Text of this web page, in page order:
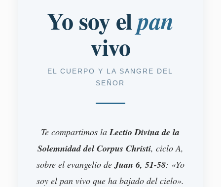
Yo soy elpan
vivo
EL CUERPO Y LA SANGRE DEL
SEÑOR
Te compartimos laLectio Divina de la
Solemnidad del Corpus Christi, ciclo A,
sobre el evangelio de Juan 6, 51-58: «Yo
soy el pan vivo que ha bajado del cielo».